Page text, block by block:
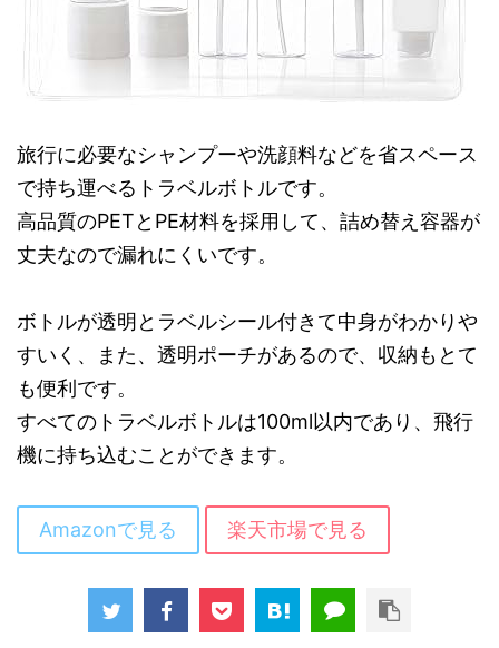
旅行に必要なシャンプーや洗顔料などを省スペース
で持ち運べるトラベルボトルです。
高品質のPETとPE材料を採用して、詰め替え容器が
丈夫なので漏れにくいです。
ボトルが透明とラベルシール付きて中身がわかりや
すいく、また、透明ポーチがあるので、収納もとて
も便利です。
すべてのトラベルボトルは100ml以内であり、飛行
機に持ち込むことができます。
Amazonで見る 楽天市場で見る